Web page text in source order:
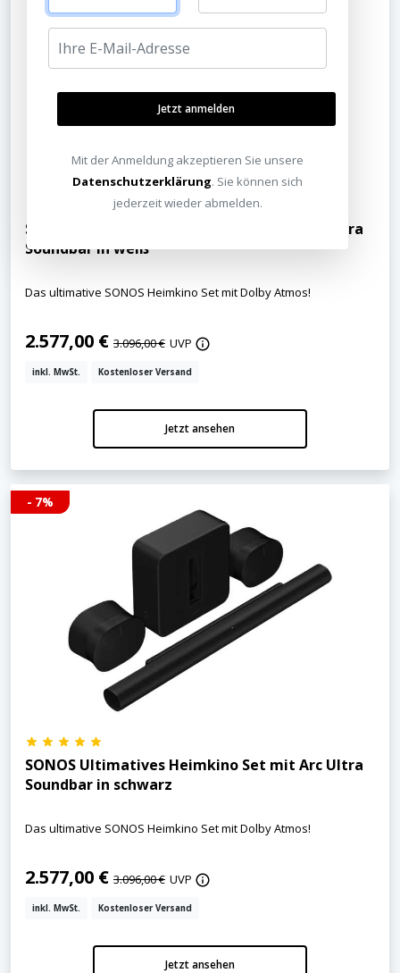
SONOS Ultimatives Heimkino Set mit Arc Ultra
Soundbar in weiß
Das ultimative SONOS Heimkino Set mit Dolby Atmos!
2.577,00 € 3.096,00 € UVP
inkl. MwSt. Kostenloser Versand
Jetzt ansehen
- 7%
SONOS Ultimatives Heimkino Set mit Arc Ultra
Soundbar in schwarz
Das ultimative SONOS Heimkino Set mit Dolby Atmos!
2.577,00 € 3.096,00 € UVP
inkl. MwSt. Kostenloser Versand
Jetzt ansehen
Jetzt anmelden
Mit der Anmeldung akzeptieren Sie unsere
Datenschutzerklärung. Sie können sich
jederzeit wieder abmelden.